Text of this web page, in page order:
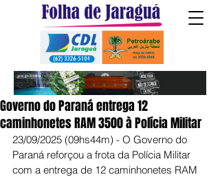
Governo do Paraná entrega 12
caminhonetes RAM 3500 à Polícia Militar
23/09/2025 (09hs44m) - O Governo do
Paraná reforçou a frota da Polícia Militar
com a entrega de 12 caminhonetes RAM